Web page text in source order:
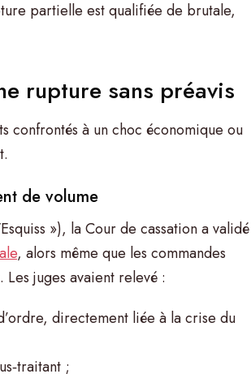
partielle est qualifiée de brutale,
rupture sans préavis
confrontés à un choc économique ou
de volume
»), la Cour de cassation a validé
, alors même que les commandes
juges avaient relevé :
directement liée à la crise du
;